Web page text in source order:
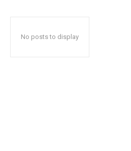
No posts to display